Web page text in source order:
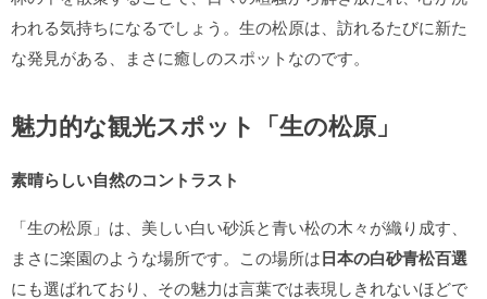
われる気持ちになるでしょう。生の松原は、訪れるたびに新た
な発見がある、まさに癒しのスポットなのです。
魅力的な観光スポット「生の松原」
素晴らしい自然のコントラスト
「生の松原」は、美しい白い砂浜と青い松の木々が織り成す、
まさに楽園のような場所です。この場所は日本の白砂青松百選
にも選ばれており、その魅力は言葉では表現しきれないほどで